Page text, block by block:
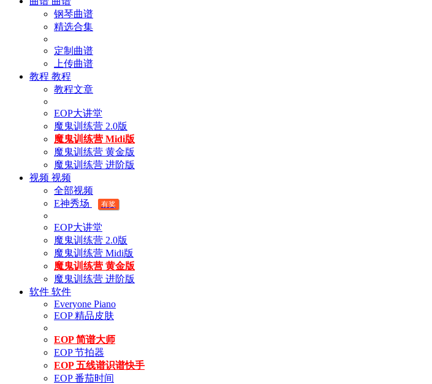
钢琴曲谱
精选合集
定制曲谱
上传曲谱
教程 教程
教程文章
EOP大讲堂
魔鬼训练营 2.0版
魔鬼训练营 Midi版
魔鬼训练营 黄金版
魔鬼训练营 进阶版
视频 视频
全部视频
E神秀场
有奖
EOP大讲堂
魔鬼训练营 2.0版
魔鬼训练营 Midi版
魔鬼训练营 黄金版
魔鬼训练营 进阶版
软件 软件
Everyone Piano
EOP 精品皮肤
EOP 简谱大师
EOP 节拍器
EOP 五线谱识谱快手
EOP 番茄时间